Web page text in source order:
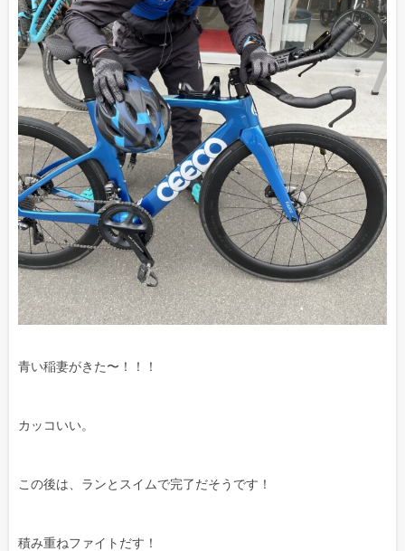
青い稲妻がきた〜！！！
カッコいい。
この後は、ランとスイムで完了だそうです！
積み重ねファイトだす！